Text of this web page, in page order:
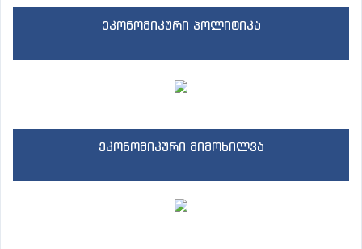
ეკონომიკური პოლიტიკა
ეკონომიკური მიმოხილვა